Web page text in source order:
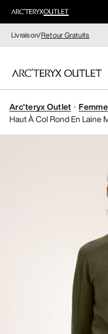
Livraison/Retour Gratuits
FEMME
Arc'teryx Outlet Femme
Haut À Col Rond En Laine